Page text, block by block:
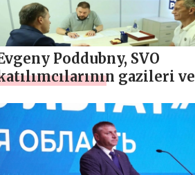
Poddubny, SVO
gazileri ve
düzenledi